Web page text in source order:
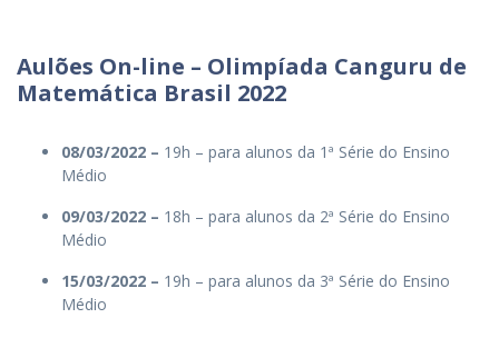
Aulões On-line – Olimpíada Canguru de
Matemática Brasil 2022
08/03/2022 – 19h – para alunos da 1ª Série do Ensino
Médio
09/03/2022 – 18h – para alunos da 2ª Série do Ensino
Médio
15/03/2022 – 19h – para alunos da 3ª Série do Ensino
Médio